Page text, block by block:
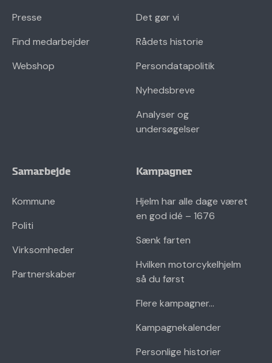
Presse
Find medarbejder
Webshop
Det gør vi
Rådets historie
Persondatapolitik
Nyhedsbreve
Analyser og
undersøgelser
Samarbejde
Kommune
Politi
Virksomheder
Partnerskaber
Kampagner
Hjelm har alle dage været
en god idé – 1676
Sænk farten
Hvilken motorcykelhjelm
så du først
Flere kampagner...
Kampagnekalender
Personlige historier